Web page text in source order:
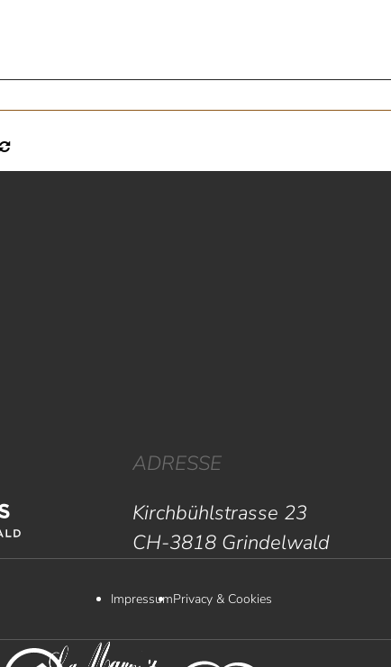
ADRESSE
Kirchbühlstrasse 23
CH-3818 Grindelwald
ImpressumPrivacy & Cookies